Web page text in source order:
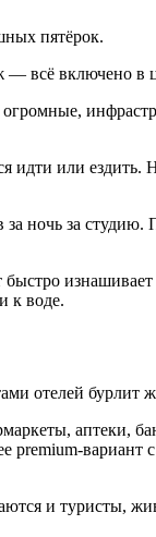
пятёрок.
всё включено в
или ездить.
за ночь за
изнашивает
к воде.
отелей бурлит
аптеки,
premium-
и туристы,